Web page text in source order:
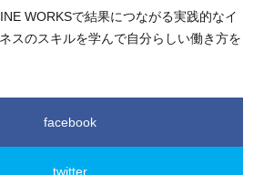
WORKSで結果につながる実践的なイ
スのスキルを学んで自分らしい働き方を
facebook
twitter